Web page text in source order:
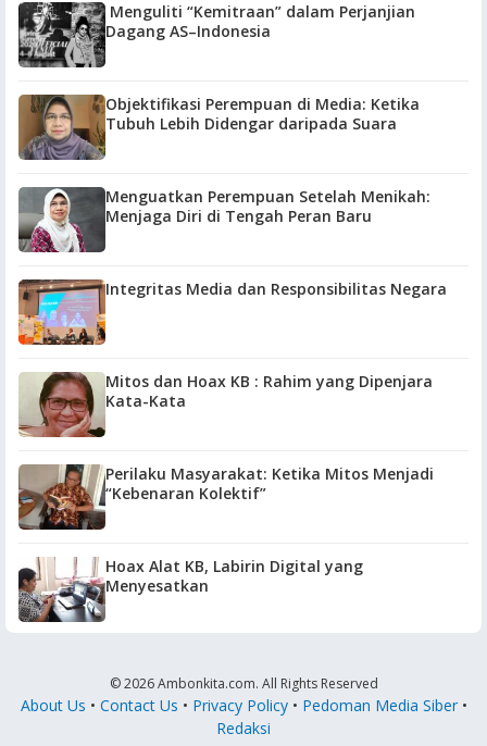
Menguliti “Kemitraan” dalam Perjanjian
Dagang AS–Indonesia
Objektifikasi Perempuan di Media: Ketika
Tubuh Lebih Didengar daripada Suara
Menguatkan Perempuan Setelah Menikah:
Menjaga Diri di Tengah Peran Baru
Integritas Media dan Responsibilitas Negara
Mitos dan Hoax KB : Rahim yang Dipenjara
Kata-Kata
Perilaku Masyarakat: Ketika Mitos Menjadi
“Kebenaran Kolektif”
Hoax Alat KB, Labirin Digital yang
Menyesatkan
© 2026 Ambonkita.com. All Rights Reserved
About Us • Contact Us • Privacy Policy• Pedoman Media Siber•
Redaksi